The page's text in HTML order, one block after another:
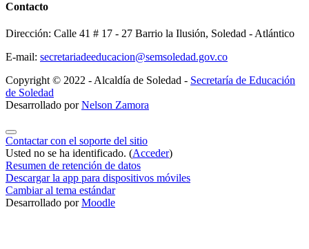
Contacto
Dirección: Calle 41 # 17 - 27 Barrio la Ilusión, Soledad - Atlántico
E-mail: secretariadeeducacion@semsoledad.gov.co
Copyright © 2022 - Alcaldía de Soledad - Secretaría de Educación
de Soledad
Desarrollado porNelson Zamora
Contactar con el soporte del sitio
Usted no se ha identificado. (Acceder)
Resumen de retención de datos
Descargar la app para dispositivos móviles
Cambiar al tema estándar
Desarrollado porMoodle